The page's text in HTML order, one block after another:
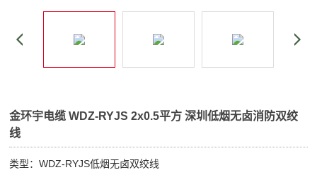
金环宇电缆 WDZ-RYJS 2x0.5平方 深圳低烟无卤消防双绞
线
类型：WDZ-RYJS低烟无卤双绞线